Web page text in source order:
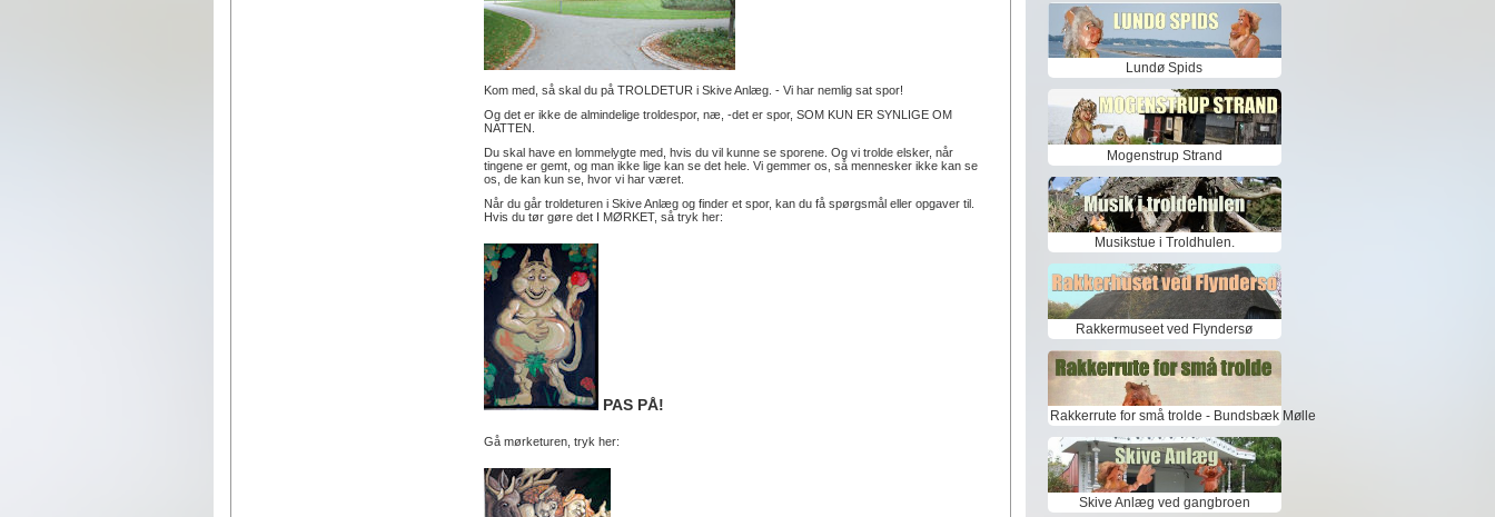
Kom med, så skal du på TROLDETUR i Skive Anlæg. - Vi har nemlig sat spor!
Og det er ikke de almindelige troldespor, næ, -det er spor, SOM KUN ER SYNLIGE OM
NATTEN.
Du skal have en lommelygte med, hvis du vil kunne se sporene. Og vi trolde elsker, når
tingene er gemt, og man ikke lige kan se det hele. Vi gemmer os, så mennesker ikke kan se
os, de kan kun se, hvor vi har været.
Når du går troldeturen i Skive Anlæg og finder et spor, kan du få spørgsmål eller opgaver til.
Hvis du tør gøre det I MØRKET, så tryk her:
PAS PÅ!
Gå mørketuren, tryk her:
Lundø Spids
Mogenstrup Strand
Musikstue i Troldhulen.
Rakkermuseet ved Flyndersø
Rakkerrute for små trolde - Bundsbæk Mølle
Skive Anlæg ved gangbroen